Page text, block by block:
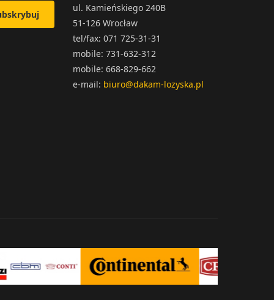
ul. Kamieńskiego 240B
51-126 Wrocław
tel/fax: 071 725-31-31
mobile: 731-632-312
mobile: 668-829-662
e-mail: biuro@dakam-lozyska.pl